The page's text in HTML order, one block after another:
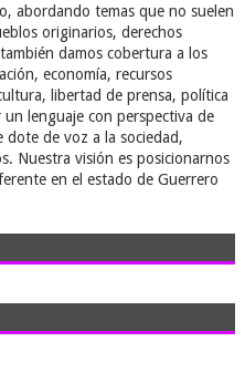
abordando temas que no suelen
originarios, derechos
damos cobertura a los
economía, recursos
libertad de prensa, política
lenguaje con perspectiva de
de voz a la sociedad,
Nuestra visión es posicionarnos
en el estado de Guerrero